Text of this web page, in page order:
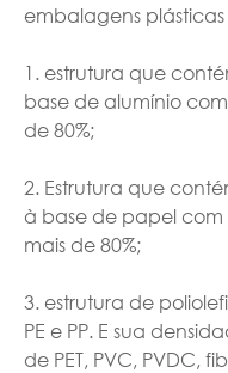
embalagens
1. estrutura que
base de alumínio
de 80%;
2. Estrutura que
à base de papel
mais de 80%;
3. estrutura de
PE e PP. E sua
de PET, PVC, PVDC,